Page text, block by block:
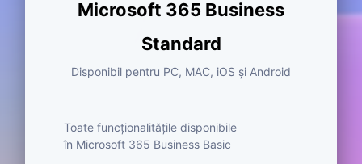
Microsoft 365 Business
Standard
Disponibil pentru PC, MAC, iOS și Android
Toate funcționalitățile disponibile
în Microsoft 365 Business Basic